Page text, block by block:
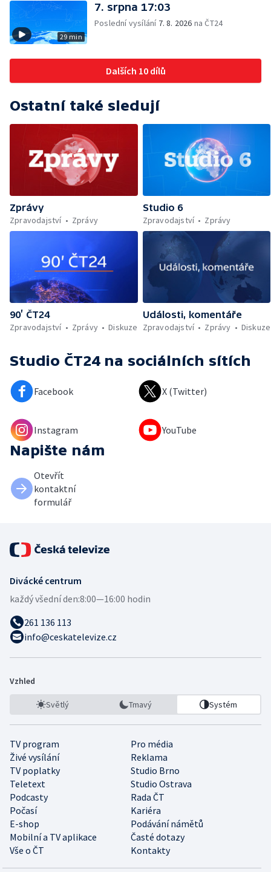
29 min
7. srpna 17:03
Poslední vysílání 7. 8. 2026 na ČT24
Dalších 10 dílů
Ostatní také sledují
Zprávy
Zpravodajství
Zprávy
Studio 6
Zpravodajství
Zprávy
90’ ČT24
Zpravodajství
Zprávy Diskuze
Události, komentáře
Zpravodajství
Zprávy Diskuze
Studio ČT24 na sociálních sítích
Facebook X (Twitter)
Instagram YouTube
Napište nám
Otevřít
kontaktní
formulář
Divácké centrum
každý všední den:8:00—16:00 hodin
261 136 113
info@ceskatelevize.cz
Vzhled
Světlý Tmavý Systém
TV program
Pro média
Živé vysílání
Reklama
TV poplatky
Studio Brno
Teletext
Studio Ostrava
Podcasty
Rada ČT
Počasí
Kariéra
E-shop
Podávání námětů
Mobilní a TV aplikace
Časté dotazy
Vše o ČT
Kontakty